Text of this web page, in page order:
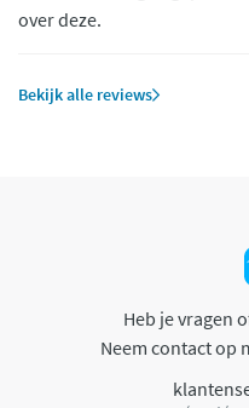
over deze.
Bekijk alle reviews
Heb je vragen
Neem contact op